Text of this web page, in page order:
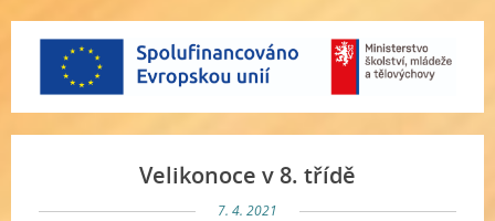
Velikonoce v 8. třídě
7. 4. 2021